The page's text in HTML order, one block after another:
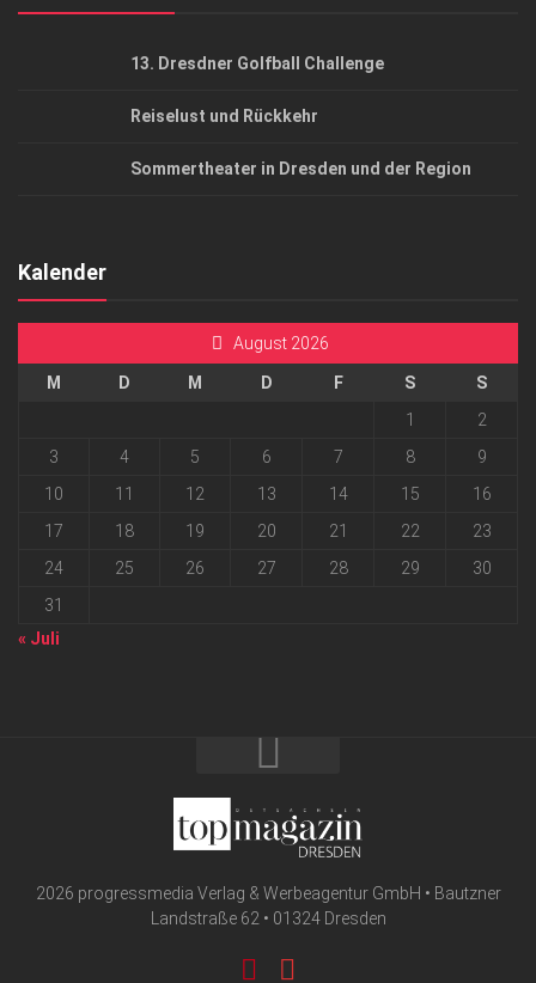
13. Dresdner Golfball Challenge
Reiselust und Rückkehr
Sommertheater in Dresden und der Region
Kalender
August 2026
M D M D F S
S
1
2
3
4 5 6 7 8
9
10
11 12 13 14 15
16
17
18 19 20 21 22
23
24
25 26 27 28 29
30
31
« Juli
2026 progressmedia Verlag & Werbeagentur GmbH • Bautzner
Landstraße 62 • 01324 Dresden